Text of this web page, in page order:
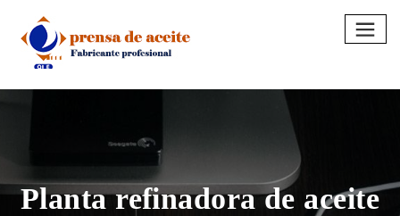
content
Planta refinadora de aceite